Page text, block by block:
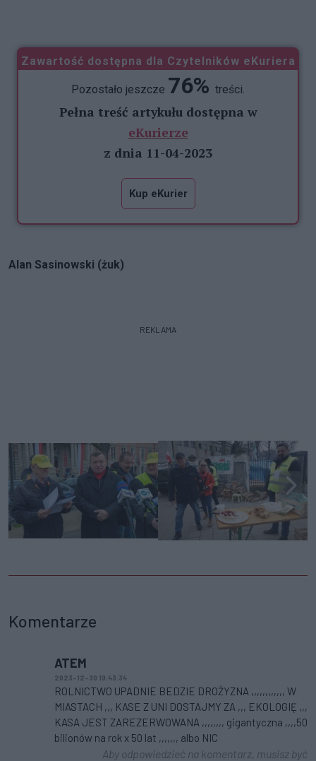
Zawartość dostępna dla Czytelników eKuriera
Pozostało jeszcze 76% treści.
Pełna treść artykułu dostępna w
eKurierze
z dnia 11-04-2023
Kup eKurier
Alan Sasinowski (żuk)
REKLAMA
Komentarze
ATEM
2023-12-30 19:43:34
ROLNICTWO UPADNIE BEDZIE DROŻYZNA ,,,,,,,,,,,, W
MIASTACH ,,, KASE Z UNI DOSTAJMY ZA ,,, EKOLOGIĘ ,,,
KASA JEST ZAREZERWOWANA ,,,,,,,, gigantyczna ,,,,50
bilionów na rok x 50 lat ,,,,,,, albo NIC
Aby odpowiedzieć na komentarz, musisz być